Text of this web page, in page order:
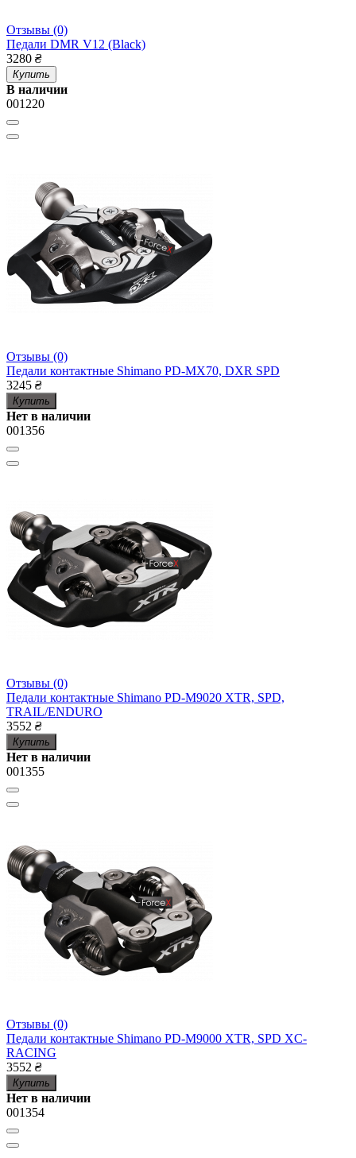
Отзывы (0)
Педали DMR V12 (Black)
3280 ₴
Купить
В наличии
001220
Отзывы (0)
Педали контактные Shimano PD-MX70, DXR SPD
3245 ₴
Купить
Нет в наличии
001356
Отзывы (0)
Педали контактные Shimano PD-M9020 XTR, SPD,
TRAIL/ENDURO
3552 ₴
Купить
Нет в наличии
001355
Отзывы (0)
Педали контактные Shimano PD-M9000 XTR, SPD XC-
RACING
3552 ₴
Купить
Нет в наличии
001354